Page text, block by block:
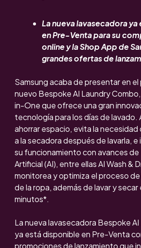
La nueva lavasecadora
en Pre-Venta para su
online y la Shop App de
grandes ofertas de
Samsung acaba de presentar en el
nuevo Bespoke AI Laundry Combo
in-One que ofrece una gran
tecnología para los días de lavado.
ahorrar espacio, evita la necesidad
a la secadora después de lavarla,
su funcionamiento con avances
Artificial (AI), entre ellas AI Wash &
monitorea y optimiza el proceso
de la ropa, además de lavar y secar
minutos*.
La nueva lavasecadora Bespoke
ya está disponible en Pre-Venta
promociones de lanzamiento que